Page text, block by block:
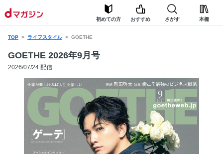
初めての方 おすすめ さがす 本棚
TOP ライフスタイル GOETHE
GOETHE 2026年9月号
2026/07/24 配信